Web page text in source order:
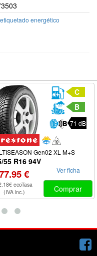
energético
C
B
71 dB
Gen02 XL M+S
55 R16 94V
€
ecoTasa
(IVA inc.)
Ver ficha
Comprar